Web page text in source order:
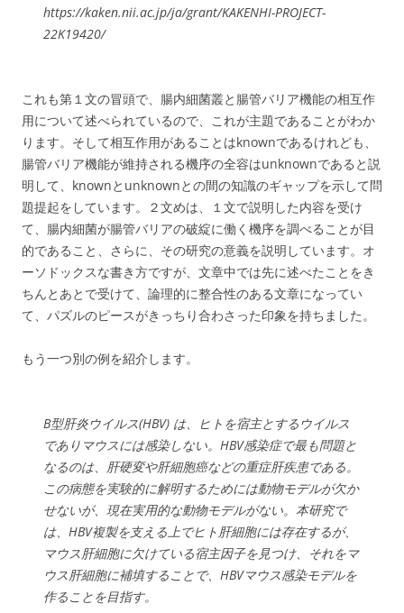
https://kaken.nii.ac.jp/ja/grant/KAKENHI-PROJECT-
22K19420/
これも第１文の冒頭で、腸内細菌叢と 腸管バリア機能の相互作
用について述べられているので、これが主題であることがわか
ります。そして相互作用があることはknownであるけれども、
腸管バリア機能が維持される機序の全容はunknownであると説
明して、knownとunknownとの間の知識のギャップを示して問
題提起をしています。２文めは、１文で説明した内容を受け
て、腸内細菌が腸管バリアの破綻に働く機序を調べることが目
的であること、さらに、その研究の意義を説明しています。オ
ーソドックスな書き方ですが、文章中では先に述べたことをき
ちんとあとで受けて、論理的に整合性のある文章になってい
て、パズルのピースがきっちり合わさった印象を持ちました。
もう一つ別の例を紹介します。
B型肝炎ウイルス(HBV) は、ヒトを宿主とするウイルス
でありマウスには感染しない。HBV感染症で最も問題と
なるのは、肝硬変や肝細胞癌などの重症肝疾患である。
この病態を実験的に解明するためには動物モデルが欠か
せないが、現在実用的な動物モデルがない。本研究で
は、HBV複製を支える上でヒト肝細胞には存在するが、
マウス肝細胞に欠けている宿主因子を見つけ、それをマ
ウス肝細胞に補填することで、HBVマウス感染モデルを
作ることを目指す。